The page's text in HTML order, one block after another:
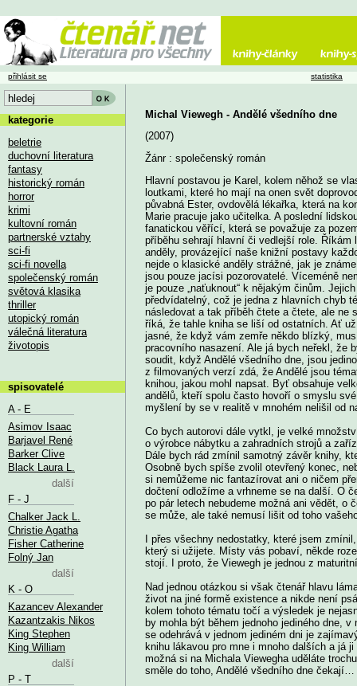
Michal Viewegh - Andělé všedního dne
(2007)
Žánr : společenský román
Hlavní postavou je Karel, kolem něhož se
loutkami, které ho mají na onen svět
půvabná Ester, ovdovělá lékařka, která na
Marie pracuje jako učitelka. A poslední
fanatickou věřící, která se považuje za
příběhu sehrají hlavní či vedlejší role. Říkám
anděly, provázející naše knižní postavy
nejde o klasické anděly strážné, jak je
jsou pouze jacísi pozorovatelé. Víceméně
je pouze „naťuknout“ k nějakým činům.
předvídatelný, což je jedna z hlavních chyb
následovat a tak příběh čtete a čtete, ale ne
říká, že tahle kniha se liší od ostatních. Ať
jasné, že když vám zemře někdo blízký,
pracovního nasazení. Ale já bych neřekl, že
soudit, když Andělé všedního dne, jsou
z filmovaných verzí zdá, že Andělé jsou
knihou, jakou mohl napsat. Byť obsahuje
andělů, kteří spolu často hovoří o smyslu
myšlení by se v realitě v mnohém nelišil od
Co bych autorovi dále vytkl, je velké
o výrobce nábytku a zahradních strojů a
Dále bych rád zmínil samotný závěr knihy,
Osobně bych spíše zvolil otevřený konec,
si nemůžeme nic fantazírovat ani o ničem
dočtení odložíme a vrhneme se na další. O
po pár letech nebudeme možná ani vědět, o
se může, ale také nemusí lišit od toho
I přes všechny nedostatky, které jsem
který si užijete. Místy vás pobaví, někde
stojí. I proto, že Viewegh je jednou z
Nad jednou otázkou si však čtenář hlavu
život na jiné formě existence a nikde není
kolem tohoto tématu točí a výsledek je
by mohla být během jednoho jediného dne,
se odehrává v jednom jediném dni je
knihu lákavou pro mne i mnoho dalších a já
možná si na Michala Viewegha uděláte
směle do toho, Andělé všedního dne čekají…
přihlásit se statistika
kategorie
beletrie
duchovní literatura
fantasy
historický román
horror
krimi
kultovní román
partnerské vztahy
sci-fi
sci-fi novella
společenský román
světová klasika
thriller
utopický román
válečná literatura
životopis
spisovatelé
A - E
Asimov Isaac
Barjavel René
Barker Clive
Black Laura L.
další
F - J
Chalker Jack L.
Christie Agatha
Fisher Catherine
Folný Jan
další
K - O
Kazancev Alexander
Kazantzakis Nikos
King Stephen
King William
další
P - T